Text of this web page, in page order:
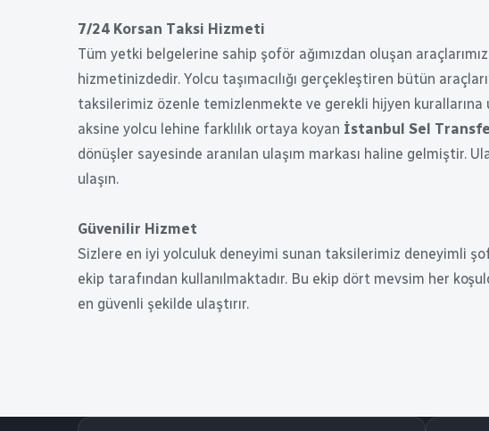
7/24 Korsan Taksi Hizmeti
Tüm yetki belgelerine sahip şoför ağımızdan oluşan
hizmetinizdedir. Yolcu taşımacılığı gerçekleştiren bütün
taksilerimiz özenle temizlenmekte ve gerekli hijyen kurallarına
aksine yolcu lehine farklılık ortaya koyan İstanbul Sel
dönüşler sayesinde aranılan ulaşım markası haline gelmiştir.
ulaşın.
Güvenilir Hizmet
Sizlere en iyi yolculuk deneyimi sunan taksilerimiz deneyimli
ekip tarafından kullanılmaktadır. Bu ekip dört mevsim her
en güvenli şekilde ulaştırır.